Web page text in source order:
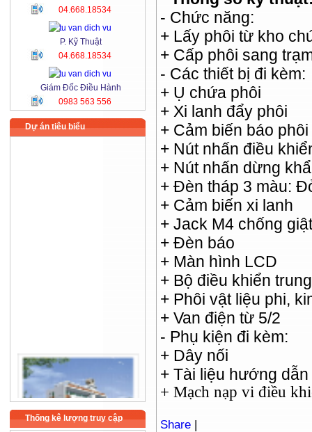
04.668.18534
P. Kỹ Thuật
04.668.18534
Giám Đốc Điều Hành
0983 563 556
Dự án tiêu biểu
Thống kê lượng truy cập
- Chức năng:
+ Lấy phôi từ kho
+ Cấp phôi sang
- Các thiết bị đi kèm:
+ Ụ chứa phôi
+ Xi lanh đẩy phôi
+ Cảm biến báo phôi
+ Nút nhấn điều
+ Nút nhấn dừng
+ Đèn tháp 3 màu:
+ Cảm biến xi lanh
+ Jack M4 chống giật
+ Đèn báo
+ Màn hình LCD
+ Bộ điều khiển
+ Phôi vật liệu phi,
+ Van điện từ 5/2
- Phụ kiện đi kèm:
+ Dây nối
+ Tài liệu hướng dẫn
+ Mạch nạp vi điều
Share |